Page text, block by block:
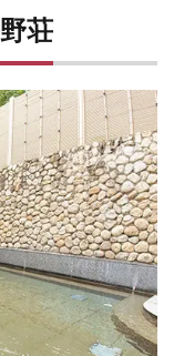
荘